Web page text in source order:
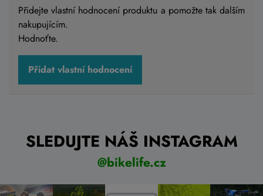
Přidejte vlastní hodnocení produktu a pomožte tak dalším
nakupujícím.
Hodnoťte.
Přidat vlastní hodnocení
SLEDUJTE NÁŠ INSTAGRAM
@bikelife.cz